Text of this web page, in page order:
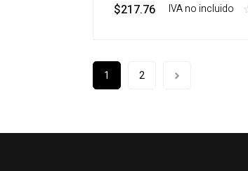
$217.76 ‎ ‎ ‎ IVA no incluido
1 2